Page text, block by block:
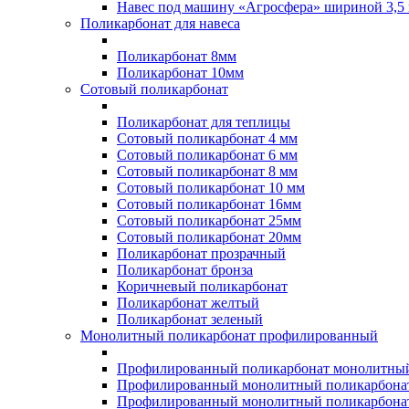
Навес под машину «Агросфера» шириной 3,5
Поликарбонат для навеса
Поликарбонат 8мм
Поликарбонат 10мм
Сотовый поликарбонат
Поликарбонат для теплицы
Сотовый поликарбонат 4 мм
Сотовый поликарбонат 6 мм
Сотовый поликарбонат 8 мм
Сотовый поликарбонат 10 мм
Сотовый поликарбонат 16мм
Сотовый поликарбонат 25мм
Сотовый поликарбонат 20мм
Поликарбонат прозрачный
Поликарбонат бронза
Коричневый поликарбонат
Поликарбонат желтый
Поликарбонат зеленый
Монолитный поликарбонат профилированный
Профилированный поликарбонат
Профилированный монолитный
Профилированный монолитный